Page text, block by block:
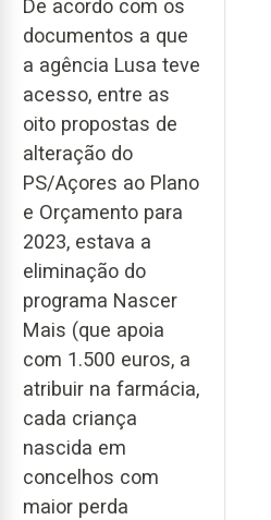
De acordo com os
documentos a que
a agência Lusa teve
acesso, entre as
oito propostas de
alteração do
PS/Açores ao Plano
e Orçamento para
2023, estava a
eliminação do
programa Nascer
Mais (que apoia
com 1.500 euros, a
atribuir na farmácia,
cada criança
nascida em
concelhos com
maior perda